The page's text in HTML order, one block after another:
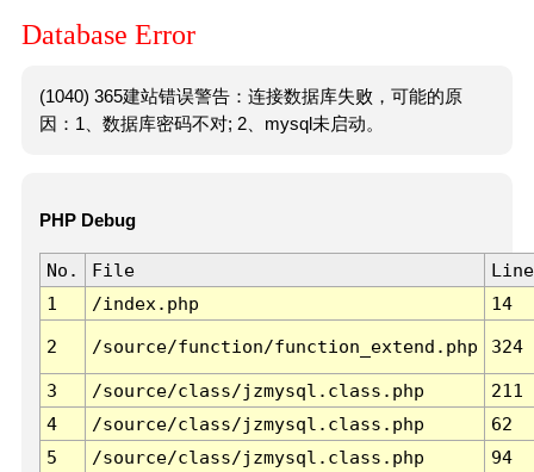
Database Error
(1040) 365建站错误警告：连接数据库失败，可能的原
因：1、数据库密码不对; 2、mysql未启动。
PHP Debug
No. File
Line
1
/index.php 14
2 /source/function/function_extend.php 324
3 /source/class/jzmysql.class.php
211
4
/source/class/jzmysql.class.php
62
5
/source/class/jzmysql.class.php
94